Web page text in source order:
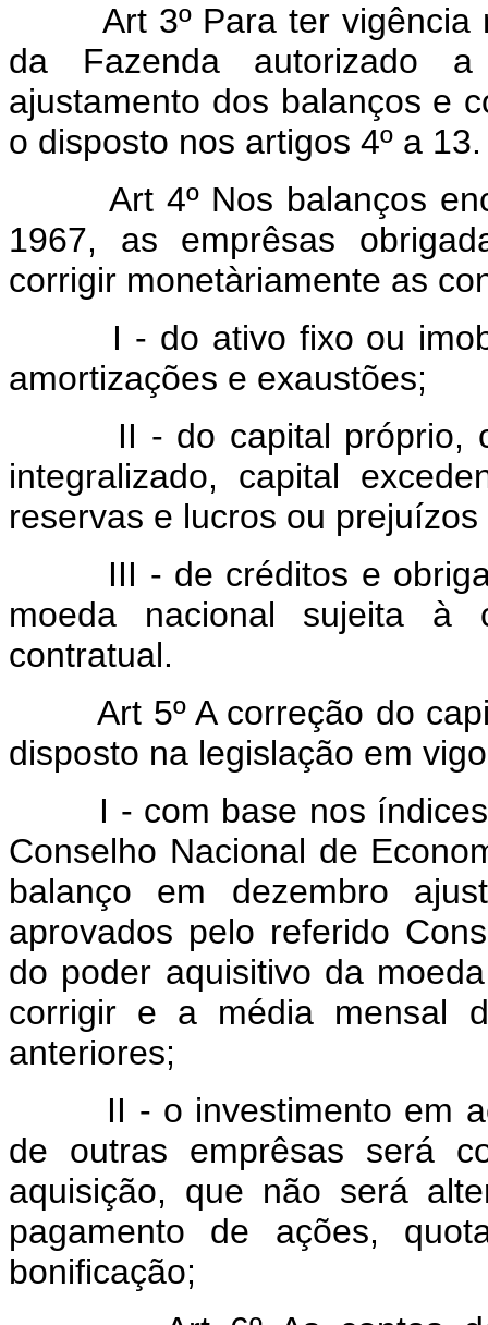
Art 3º Para ter
da Fazenda autorizado
ajustamento dos balanços e
o disposto nos artigos 4º a 13.
Art 4º Nos balanços
1967, as emprêsas
corrigir monetàriamente as
I - do ativo fixo ou
amortizações e exaustões;
II - do capital próprio,
integralizado, capital
reservas e lucros ou
III - de créditos e
moeda nacional sujeita à
contratual.
Art 5º A correção do
disposto na legislação em
I - com base nos índices
Conselho Nacional de
balanço em dezembro
aprovados pelo referido
do poder aquisitivo da
corrigir e a média mensal
anteriores;
II - o investimento em
de outras emprêsas será
aquisição, que não será
pagamento de ações,
bonificação;